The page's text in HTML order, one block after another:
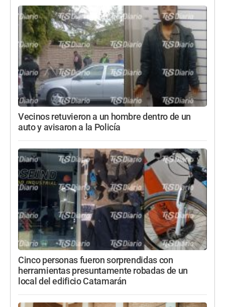
Vecinos retuvieron a un hombre dentro de un
auto y avisaron a la Policía
Cinco personas fueron sorprendidas con
herramientas presuntamente robadas de un
local del edificio Catamarán